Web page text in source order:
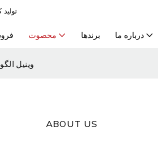
محصوت برندها درباره ما
وینیل
ABOUT US